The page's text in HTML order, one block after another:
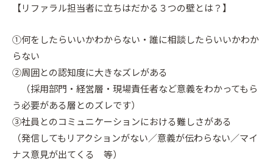
【リファラル担当者に立ちはだかる３つの壁とは？】
①何をしたらいいかわからない・誰に相談したらいいかわか
らない
②周囲との認知度に大きなズレがある
（採用部門・経営層・現場責任者など意義をわかってもら
う必要がある層とのズレです）
③社員とのコミュニケーションにおける難しさがある
（発信してもリアクションがない／意義が伝わらない／マイ
ナス意見が出てくる 等）